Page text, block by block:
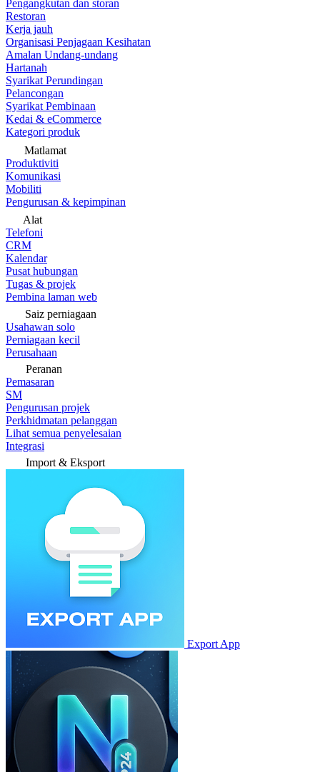
Pengangkutan dan storan
Restoran
Kerja jauh
Organisasi Penjagaan Kesihatan
Amalan Undang-undang
Hartanah
Syarikat Perundingan
Pelancongan
Syarikat Pembinaan
Kedai & eCommerce
Kategori produk
Matlamat
Produktiviti
Komunikasi
Mobiliti
Pengurusan & kepimpinan
Alat
Telefoni
CRM
Kalendar
Pusat hubungan
Tugas & projek
Pembina laman web
Saiz perniagaan
Usahawan solo
Perniagaan kecil
Perusahaan
Peranan
Pemasaran
SM
Pengurusan projek
Perkhidmatan pelanggan
Lihat semua penyelesaian
Integrasi
Import & Eksport
Export App